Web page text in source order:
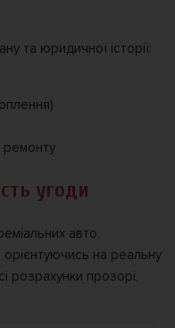
та юридичної історії:
ремонту
угоди
авто,
на реальну
розрахунки прозорі,